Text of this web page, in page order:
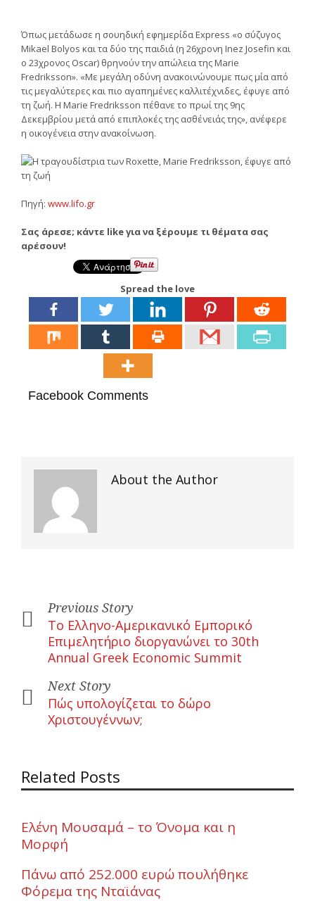
Όπως μετάδωσε η σουηδική εφημερίδα Εxpress «ο σύζυγος
Mikael Bolyos και τα δύο της παιδιά (η 26χρονη Inez Josefin και
ο 23χρονος Oscar) θρηνούν την απώλεια της Marie
Fredriksson». «Με μεγάλη οδύνη ανακοινώνουμε πως μία από
τις μεγαλύτερες και πιο αγαπημένες καλλιτέχνιδες, έφυγε από
τη ζωή. Η Marie Fredriksson πέθανε το πρωί της 9ης
Δεκεμβρίου μετά από επιπλοκές της ασθένειάς της», ανέφερε
η οικογένεια στην ανακοίνωση.
Πηγή: www.lifo.gr
Σας άρεσε; κάντε like για να ξέρουμε τι θέματα σας
αρέσουν!
Spread the love
Facebook Comments
About the Author
Previous Story
Το Ελληνο-Αμερικανικό Εμπορικό
Επιμελητήριο διοργανώνει το 30th
Annual Greek Economic Summit
Next Story
Πώς υπολογίζεται το δώρο
Χριστουγέννων;
Related Posts
Ελένη Μουσαμά – το Όνομα και η
Μορφή
Πάνω από 252.000 ευρώ πουλήθηκε
Φόρεμα της Νταϊάνας